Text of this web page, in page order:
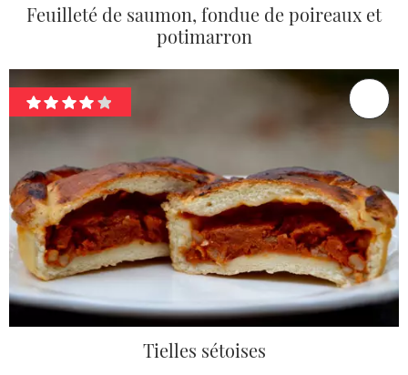
Feuilleté de saumon, fondue de poireaux et
potimarron
Tielles sétoises